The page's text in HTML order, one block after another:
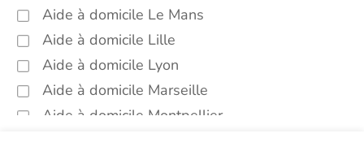
Aide à domicile Le Mans
Aide à domicile Lille
Aide à domicile Lyon
Aide à domicile Marseille
Aide à domicile Montpellier